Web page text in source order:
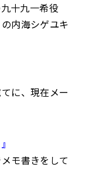
十九一希役
内海シゲユキ
に、現在メー
モ書きをして